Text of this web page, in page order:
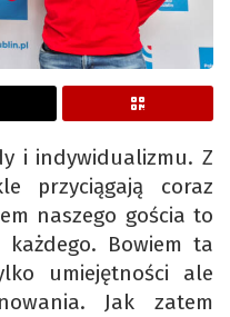
i indywidualizmu. Z
przyciągają coraz
naszego gościa to
Bowiem ta
umiejętności ale
Jak zatem